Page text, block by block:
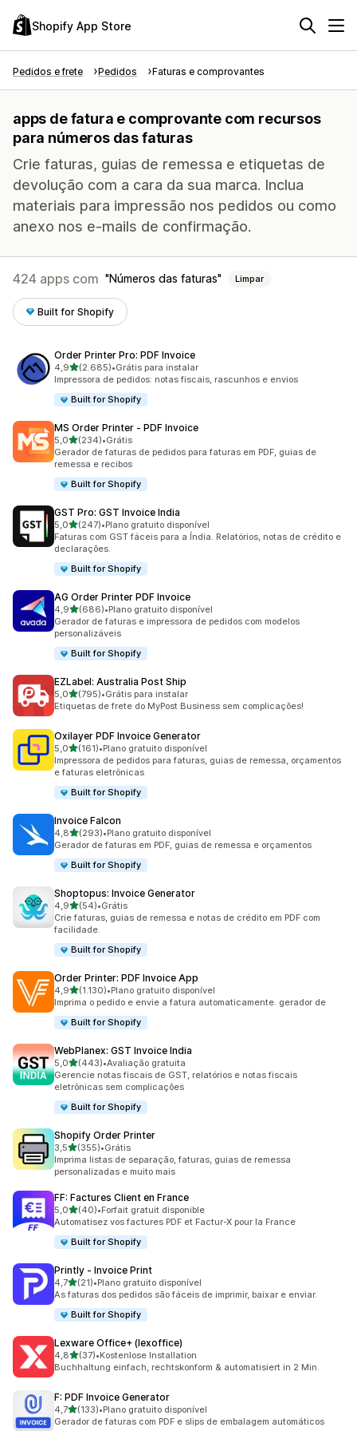
Shopify App Store
Pedidos e frete Pedidos Faturas e comprovantes
apps de fatura e comprovante com recursos
para números das faturas
Crie faturas, guias de remessa e etiquetas de
devolução com a cara da sua marca. Inclua
materiais para impressão nos pedidos ou como
anexo nos e-mails de confirmação.
424 apps com Números das faturas Limpar
Built for Shopify
Order Printer Pro: PDF Invoice
4,9de 5 estrelas
(2.685)
2685 avaliações ao todo
•Grátis para instalar
Impressora de pedidos: notas fiscais, rascunhos e envios
Built for Shopify
MS Order Printer ‑ PDF Invoice
5,0de 5 estrelas
(234)
234 avaliações ao todo
•Grátis
Gerador de faturas de pedidos para faturas em PDF, guias de
remessa e recibos
Built for Shopify
GST Pro: GST Invoice India
5,0de 5 estrelas
(247)
247 avaliações ao todo
•Plano gratuito disponível
Faturas com GST fáceis para a Índia. Relatórios, notas de crédito e
declarações.
Built for Shopify
AG Order Printer PDF Invoice
4,9de 5 estrelas
(686)
686 avaliações ao todo
•Plano gratuito disponível
Gerador de faturas e impressora de pedidos com modelos
personalizáveis
Built for Shopify
EZLabel: Australia Post Ship
5,0de 5 estrelas
(795)
795 avaliações ao todo
•Grátis para instalar
Etiquetas de frete do MyPost Business sem complicações!
Oxilayer PDF Invoice Generator
5,0de 5 estrelas
(161)
161 avaliações ao todo
•Plano gratuito disponível
Impressora de pedidos para faturas, guias de remessa, orçamentos
e faturas eletrônicas
Built for Shopify
Invoice Falcon
4,8de 5 estrelas
(293)
293 avaliações ao todo
•Plano gratuito disponível
Gerador de faturas em PDF, guias de remessa e orçamentos
Built for Shopify
Shoptopus: Invoice Generator
4,9de 5 estrelas
(54)
54 avaliações ao todo
•Grátis
Crie faturas, guias de remessa e notas de crédito em PDF com
facilidade.
Built for Shopify
Order Printer: PDF Invoice App
4,9de 5 estrelas
(1.130)
1130 avaliações ao todo
•Plano gratuito disponível
Imprima o pedido e envie a fatura automaticamente. gerador de
Built for Shopify
WebPlanex: GST Invoice India
5,0de 5 estrelas
(443)
443 avaliações ao todo
•Avaliação gratuita
Gerencie notas fiscais de GST, relatórios e notas fiscais
eletrônicas sem complicações
Built for Shopify
Shopify Order Printer
3,5de 5 estrelas
(355)
355 avaliações ao todo
•Grátis
Imprima listas de separação, faturas, guias de remessa
personalizadas e muito mais
FF: Factures Client en France
5,0de 5 estrelas
(40)
40 avaliações ao todo
•Forfait gratuit disponible
Automatisez vos factures PDF et Factur-X pour la France
Built for Shopify
Printly ‑ Invoice Print
4,7de 5 estrelas
(21)
21 avaliações ao todo
•Plano gratuito disponível
As faturas dos pedidos são fáceis de imprimir, baixar e enviar.
Built for Shopify
Lexware Office+ (lexoffice)
4,8de 5 estrelas
(37)
37 avaliações ao todo
•Kostenlose Installation
Buchhaltung einfach, rechtskonform & automatisiert in 2 Min.
F: PDF Invoice Generator
4,7de 5 estrelas
(133)
133 avaliações ao todo
•Plano gratuito disponível
Gerador de faturas com PDF e slips de embalagem automáticos